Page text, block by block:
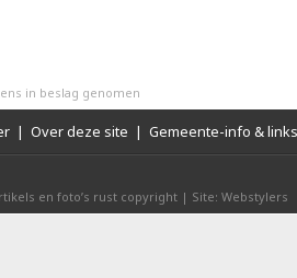
in beslag genomen
| Over deze site | Gemeente-info & links
en foto’s rust copyright | Site: Webstylers